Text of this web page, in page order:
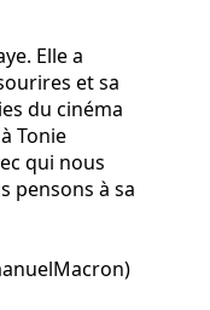
Elle a
et sa
du cinéma
Tonie
qui nous
pensons à sa